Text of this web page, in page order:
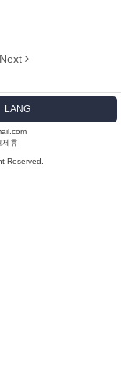
Next
LANG
제휴
Reserved.